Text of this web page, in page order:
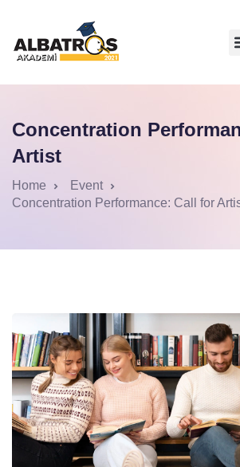
Concentration
Artist
Home
Event
Concentration Performance: Call for